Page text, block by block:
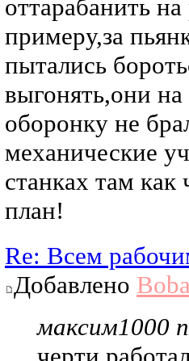
оттарабанить
примеру,за
пытались
выгонять,они
оборонку не
механические
станках там
план!
Re: Всем
Добавлено
максим1000